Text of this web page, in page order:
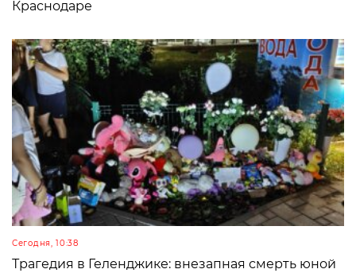
Краснодаре
Сегодня, 10:38
Трагедия в Геленджике: внезапная смерть юной